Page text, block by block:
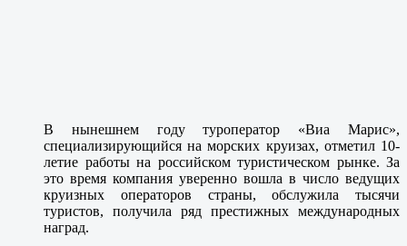
В нынешнем году туроператор «Виа Марис»,
специализирующийся на морских круизах, отметил 10-
летие работы на российском туристическом рынке. За
это время компания уверенно вошла в число ведущих
круизных операторов страны, обслужила тысячи
туристов, получила ряд престижных международных
наград.